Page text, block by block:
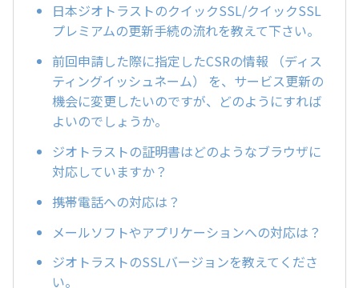
日本ジオトラストのクイックSSL/クイックSSL
プレミアムの更新手続の流れを教えて下さい。
前回申請した際に指定したCSRの情報 （ディス
ティングイッシュネーム） を、サービス更新の
機会に変更したいのですが、どのようにすれば
よいのでしょうか。
ジオトラストの証明書はどのようなブラウザに
対応していますか？
携帯電話への対応は？
メールソフトやアプリケーションへの対応は？
ジオトラストのSSLバージョンを教えてくださ
い。